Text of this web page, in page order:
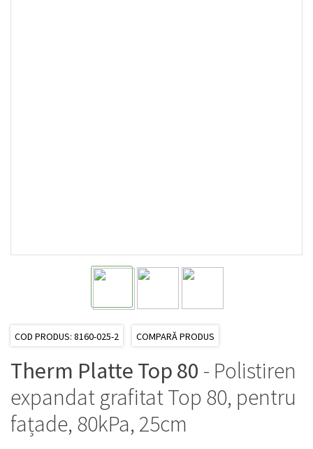
COD PRODUS: 8160-025-2 COMPARĂ PRODUS
Therm Platte Top 80 - Polistiren
expandat grafitat Top 80, pentru
fațade, 80kPa, 25cm